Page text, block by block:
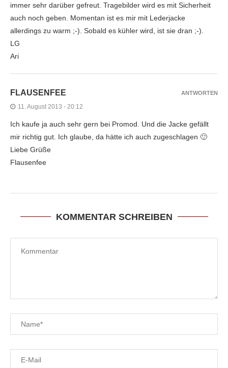
immer sehr darüber gefreut. Tragebilder wird es mit Sicherheit
auch noch geben. Momentan ist es mir mit Lederjacke
allerdings zu warm ;-). Sobald es kühler wird, ist sie dran ;-).
LG
Ari
FLAUSENFEE
11. August 2013 - 20:12
Ich kaufe ja auch sehr gern bei Promod. Und die Jacke gefällt
mir richtig gut. Ich glaube, da hätte ich auch zugeschlagen 🙂
Liebe Grüße
Flausenfee
ANTWORTEN
KOMMENTAR SCHREIBEN